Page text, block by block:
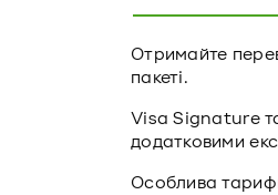
Отримайте
пакеті.
Visa Signature
додатковими
Особлива